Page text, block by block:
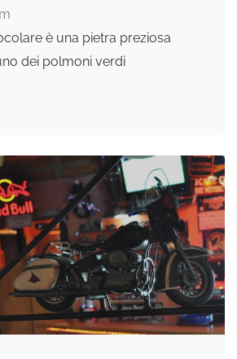
è una pietra preziosa
dei polmoni verdi